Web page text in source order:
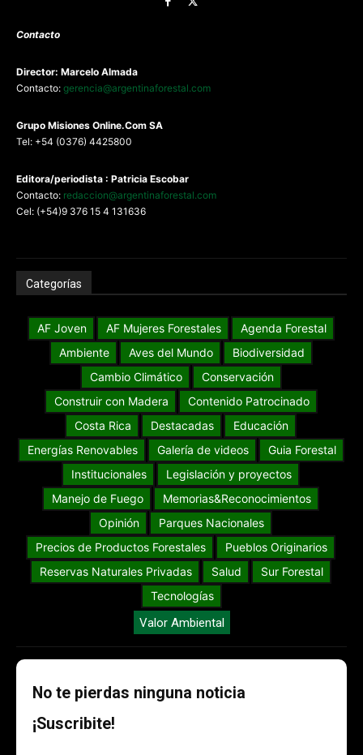
Contacto
Director: Marcelo Almada
Contacto: gerencia@argentinaforestal.com
Grupo Misiones Online.Com SA
Tel: +54 (0376) 4425800
Editora/periodista : Patricia Escobar
Contacto: redaccion@argentinaforestal.com
Cel: (+54)9 376 15 4 131636
Categorías
AF Joven AF Mujeres Forestales
Agenda Forestal
Ambiente
Aves del Mundo
Biodiversidad
Cambio Climático
Conservación
Construir con Madera
Contenido Patrocinado
Costa Rica
Destacadas
Educación
Energías Renovables
Galería de videos
Guia Forestal
Institucionales
Legislación y proyectos
Manejo de Fuego
Memorias&Reconocimientos
Opinión
Parques Nacionales
Precios de Productos Forestales
Pueblos Originarios
Reservas Naturales Privadas
Salud
Sur Forestal
Tecnologías
Valor Ambiental
No te pierdas ninguna noticia
¡Suscribite!